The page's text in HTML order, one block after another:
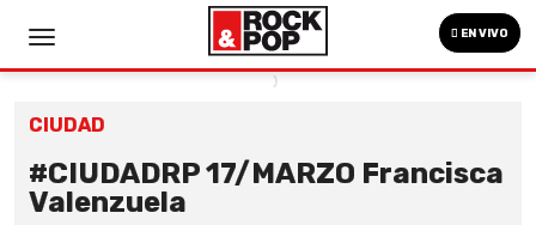
EN VIVO
CIUDAD
#CIUDADRP 17/MARZO Francisca
Valenzuela